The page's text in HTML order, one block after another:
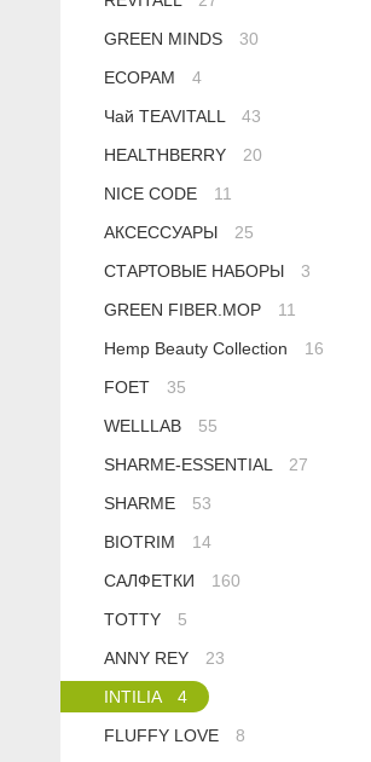
Сыворотки
Детская косметика
Спрей для носа / полости рта
Чай в пакетиках
Green Fiber
Healthberry
Anny Rey
Happy Dew
GREEN MINDS
30
ECOPAM
4
Чай TEAVITALL
43
HEALTHBERRY
20
NICE CODE
11
АКСЕССУАРЫ
25
СТАРТОВЫЕ НАБОРЫ
3
GREEN FIBER.MOP
11
Hemp Beauty Collection
16
FOET
35
WELLLAB
55
SHARME-ESSENTIAL
27
SHARME
53
BIOTRIM
14
САЛФЕТКИ
160
TOTTY
5
ANNY REY
23
INTILIA
4
FLUFFY LOVE
8